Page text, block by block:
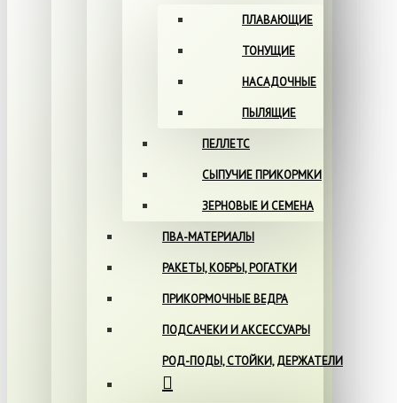
ПЛАВАЮЩИЕ
ТОНУЩИЕ
НАСАДОЧНЫЕ
ПЫЛЯЩИЕ
ПЕЛЛЕТС
СЫПУЧИЕ ПРИКОРМКИ
ЗЕРНОВЫЕ И СЕМЕНА
ПВА-МАТЕРИАЛЫ
РАКЕТЫ, КОБРЫ, РОГАТКИ
ПРИКОРМОЧНЫЕ ВЕДРА
ПОДСАЧЕКИ И АКСЕССУАРЫ
РОД-ПОДЫ, СТОЙКИ, ДЕРЖАТЕЛИ